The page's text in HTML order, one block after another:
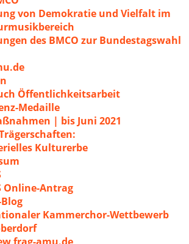
von Demokratie und Vielfalt im
des BMCO zur Bundestagswahl
Öffentlichkeitsarbeit
Medaille
| bis Juni 2021
Kulturerbe
Online-Antrag
Kammerchor-Wettbewerb